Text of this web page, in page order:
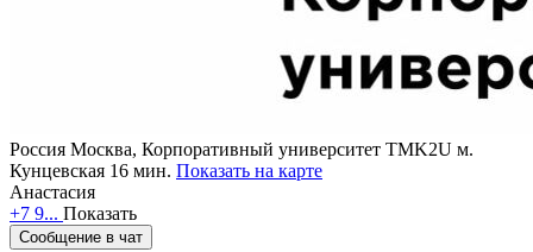
Россия Москва, Корпоративный университет TMK2U м.
Кунцевская 16 мин. Показать на карте
Анастасия
+7 9... Показать
Сообщение в чат